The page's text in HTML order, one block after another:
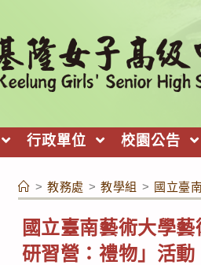
行政單位 校園公告
> 教務處 > 教學組 > 國立臺
國立臺南藝術大學
研習營：禮物」活動